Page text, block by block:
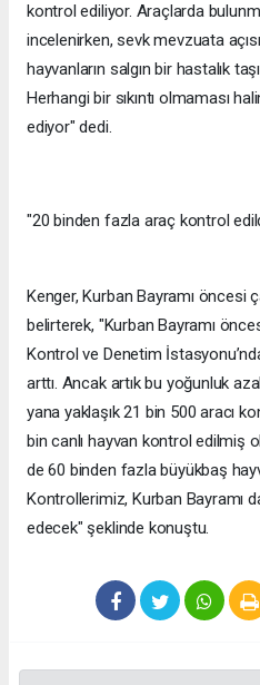
kontrol ediliyor. Araçlarda
incelenirken, sevk mevzuata
hayvanların salgın bir hastalık
Herhangi bir sıkıntı olmaması
ediyor" dedi.
"20 binden fazla araç kontrol
Kenger, Kurban Bayramı öncesi
belirterek, "Kurban Bayramı
Kontrol ve Denetim
arttı. Ancak artık bu yoğunluk
yana yaklaşık 21 bin 500 aracı
bin canlı hayvan kontrol edilmiş
de 60 binden fazla büyükbaş
Kontrollerimiz, Kurban Bayramı
edecek" şeklinde konuştu.